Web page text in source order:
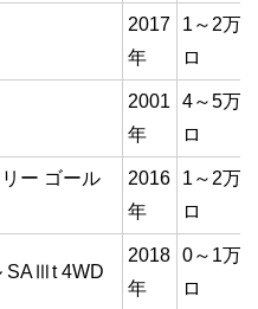
2017
年
1～2万
ロ
2001
年
4～5万
ロ
ー ゴール
2016
年
1～2万
ロ
SAⅢt 4WD
2018
年
0～1万
ロ